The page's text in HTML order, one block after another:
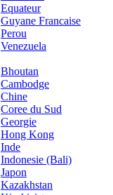
Equateur
Guyane Francaise
Perou
Venezuela
Bhoutan
Cambodge
Chine
Coree du Sud
Georgie
Hong Kong
Inde
Indonesie (Bali)
Japon
Kazakhstan